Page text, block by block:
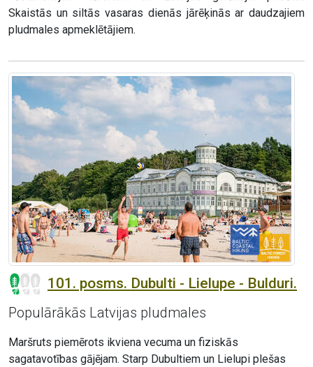
Skaistās un siltās vasaras dienās jārēķinās ar daudzajiem
pludmales apmeklētājiem.
101. posms. Dubulti - Lielupe - Bulduri.
Populārākās Latvijas pludmales
Maršruts piemērots ikviena vecuma un fiziskās
sagatavotības gājējam. Starp Dubultiem un Lielupi plešas